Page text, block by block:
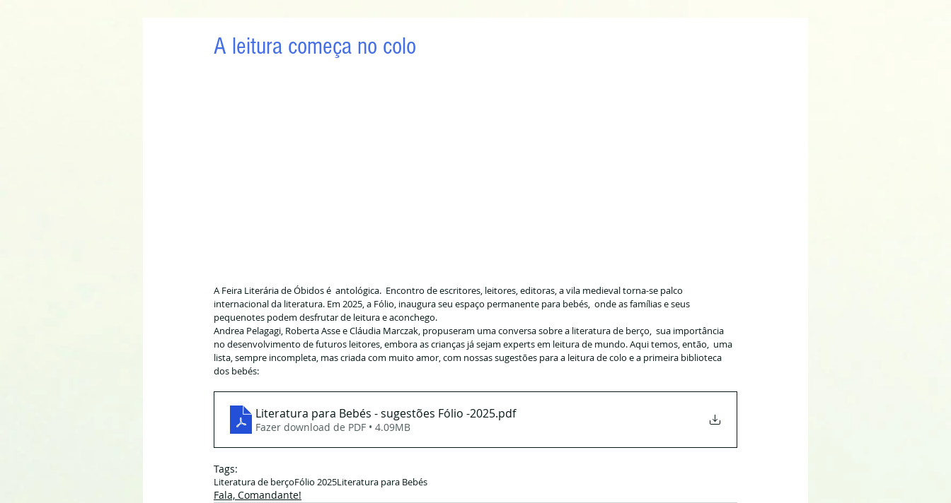
A leitura começa no colo
A Feira Literária de Óbidos é  antológica.  Encontro de escritores, leitores, editoras, a vila medieval torna-se palco
internacional da literatura. Em 2025, a Fólio, inaugura seu espaço permanente para bebés,  onde as famílias e seus
pequenotes podem desfrutar de leitura e aconchego.
Andrea Pelagagi, Roberta Asse e Cláudia Marczak, propuseram uma conversa sobre a literatura de berço,  sua importância
no desenvolvimento de futuros leitores, embora as crianças já sejam experts em leitura de mundo. Aqui temos, então,  uma
lista, sempre incompleta, mas criada com muito amor, com nossas sugestões para a leitura de colo e a primeira biblioteca
dos bebés:
Literatura para Bebés - sugestões Fólio -2025.pdf
Fazer download de PDF • 4.09MB
Tags:
Literatura de berçoFólio 2025Literatura para Bebés
Fala, Comandante!